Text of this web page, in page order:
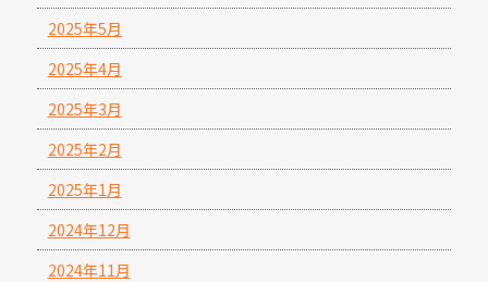
2025年5月
2025年4月
2025年3月
2025年2月
2025年1月
2024年12月
2024年11月